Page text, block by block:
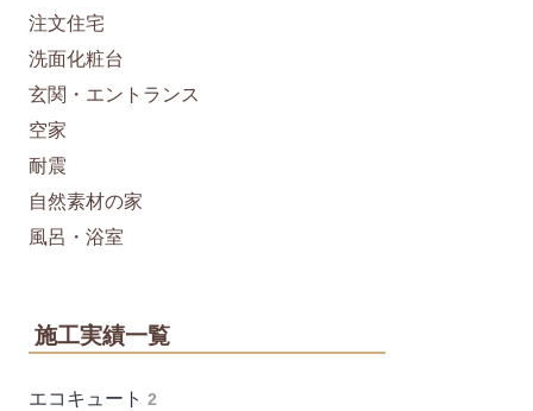
注文住宅
洗面化粧台
玄関・エントランス
空家
耐震
自然素材の家
風呂・浴室
施工実績一覧
エコキュート 2